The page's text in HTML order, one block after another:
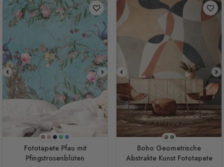
LilaBeigefarben
Marine
GrünBlau
Fototapete Pfau mit
Pfingstrosenblüten
Stil 1
Stil 2
Boho Geometrische
Abstrakte Kunst Fototapete